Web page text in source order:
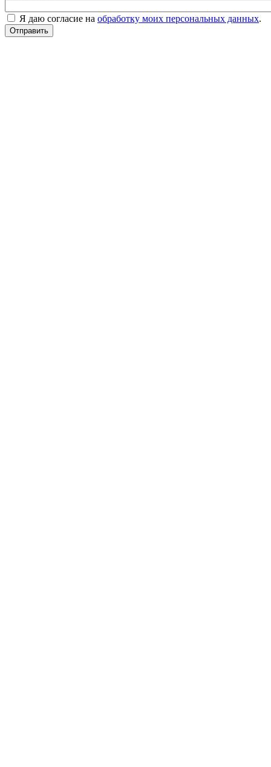
Я даю согласие на обработку моих персональных данных.
Отправить